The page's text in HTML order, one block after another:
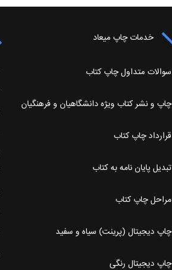
خدمات چاپ میعاد
سوالات متداول چاپ کتاب
چاپ و نشر کتاب ویژه دانشگاهیان و فرهنگیان
قرارداد چاپ کتاب
تبدیل پایان نامه به کتاب
مراحل چاپ کتاب
چاپ دیجیتال (پرینت) سیاه و سفید
چاپ دیجیتال رنگی